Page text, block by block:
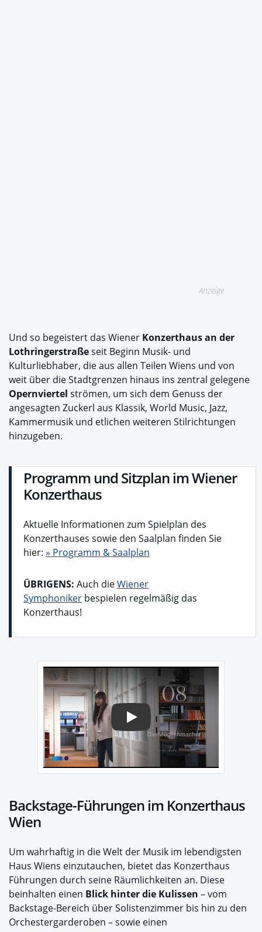
Anzeige
Und so begeistert das Wiener Konzerthaus an der
Lothringerstraßeseit Beginn Musik- und
Kulturliebhaber, die aus allen Teilen Wiens und von
weit über die Stadtgrenzen hinaus ins zentral gelegene
Opernviertel strömen, um sich dem Genuss der
angesagten Zuckerl aus Klassik, World Music, Jazz,
Kammermusik und etlichen weiteren Stilrichtungen
hinzugeben.
Programm und Sitzplan im Wiener
Konzerthaus
Aktuelle Informationen zum Spielplan des
Konzerthauses sowie den Saalplan finden Sie
hier: » Programm & Saalplan
ÜBRIGENS: Auch dieWiener
Symphoniker bespielen regelmäßig das
Konzerthaus!
Play
Backstage-Führungen im Konzerthaus
Wien
Um wahrhaftig in die Welt der Musik im lebendigsten
Haus Wiens einzutauchen, bietet das Konzerthaus
Führungen durch seine Räumlichkeiten an. Diese
beinhalten einen Blick hinter die Kulissen – vom
Backstage-Bereich über Solistenzimmer bis hin zu den
Orchestergarderoben – sowie einen